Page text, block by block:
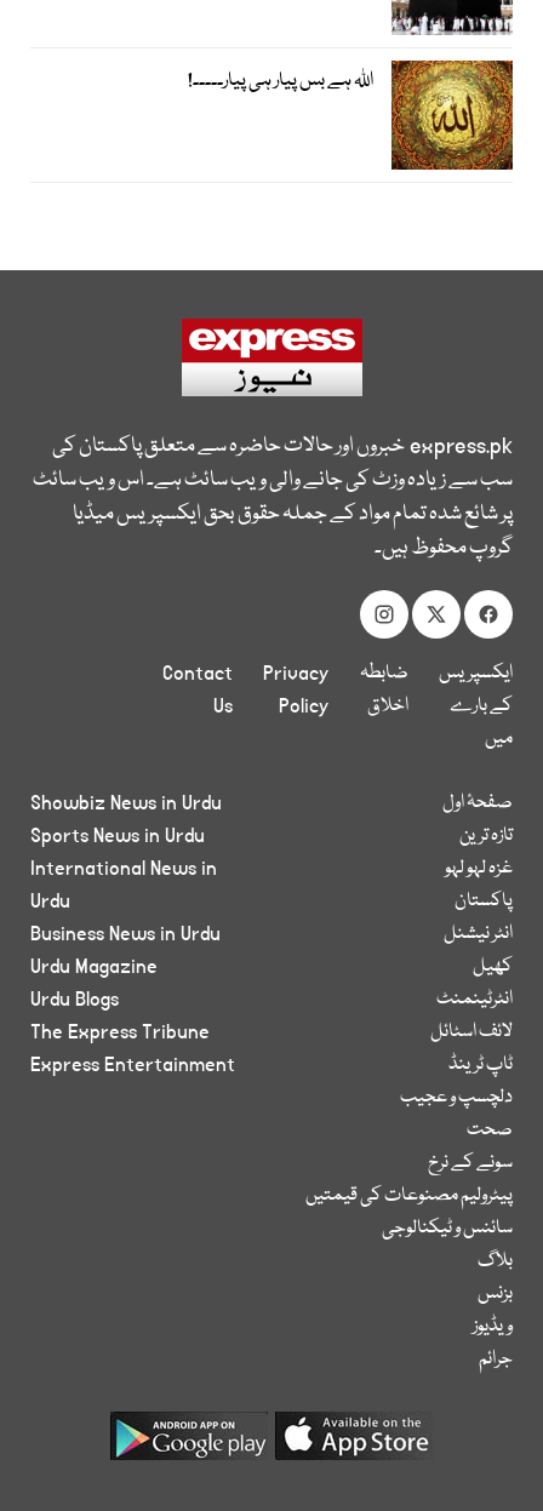
اﷲ ہے بس پیار ہی پیار۔۔۔۔۔!
express.pkخبروں اور حالات حاضرہ سے متعلق پاکستان کی
سب سے زیادہ وزٹ کی جانے والی ویب سائٹ ہے۔ اس ویب سائٹ
پر شائع شدہ تمام مواد کے جملہ حقوق بحق ایکسپریس میڈیا
گروپ محفوظ ہیں۔
ایکسپریس
کے بارے
میں
ضابطہ
اخلاق
Privacy
Policy
Contact
Us
صفحۂ اول
تازہ ترین
غزہ لہو لہو
پاکستان
انٹر نیشنل
کھیل
انٹرٹینمنٹ
لائف اسٹائل
ٹاپ ٹرینڈ
دلچسپ و عجیب
صحت
سونے کے نرخ
پیٹرولیم مصنوعات کی قیمتیں
سائنس و ٹیکنالوجی
بلاگ
بزنس
ویڈیوز
جرائم
Showbiz News in Urdu
Sports News in Urdu
International News in
Urdu
Business News in Urdu
Urdu Magazine
Urdu Blogs
The Express Tribune
Express Entertainment